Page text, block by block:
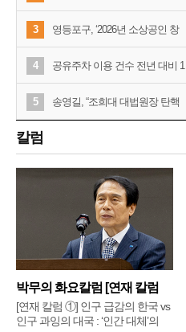
3 영등포구, ‘2026년 소상공인 창
4 공유주차 이용 건수 전년 대비 1
5 송영길, “조희대 대법원장 탄핵
칼럼
박무의 화요칼럼 [연재 칼럼
①]
[연재 칼럼 ①] 인구 급감의 한국 vs
인구 과잉의 대국 : ‘인간 대체’의